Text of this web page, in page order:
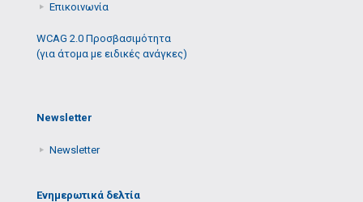
Επικοινωνία
WCAG 2.0 Προσβασιμότητα
(για άτομα με ειδικές ανάγκες)
Newsletter
Newsletter
Ενημερωτικά δελτία